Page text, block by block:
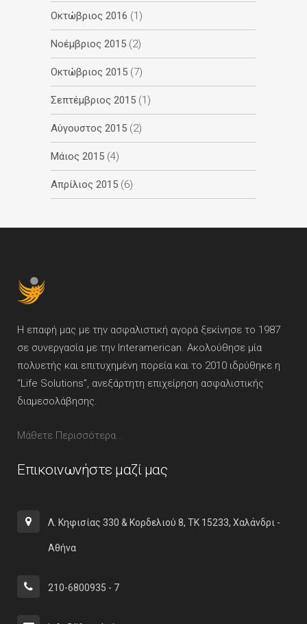
Οκτώβριος 2016 (1)
Νοέμβριος 2015 (2)
Οκτώβριος 2015 (7)
Σεπτέμβριος 2015 (1)
Αύγουστος 2015 (2)
Μάιος 2015 (4)
Απρίλιος 2015 (6)
Η επαφή μας με την ασφαλιστική αγορά ξεκίνησε το 1987
σε συνεργασία με την Interamerican. Ακολούθησε μία
πολυετής και επιτυχημένη πορεία και το 2010 ιδρύθηκε η
“Life Solutions”, ανεξάρτητη επιχείρηση ασφαλιστικής
διαμεσολάβησης.
Μάθετε Περισσότερα...
Επικοινωνήστε μαζί μας
Λ. Κηφισίας 330 & Κορδελιού 8, ΤΚ 15233, Χαλάνδρι -
Αθήνα
210-6800935 - 7